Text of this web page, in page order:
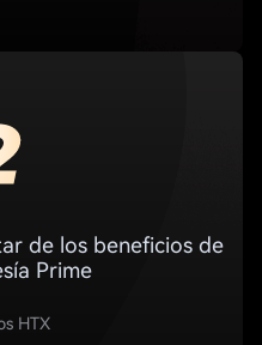
de los beneficios de
Prime
HTX